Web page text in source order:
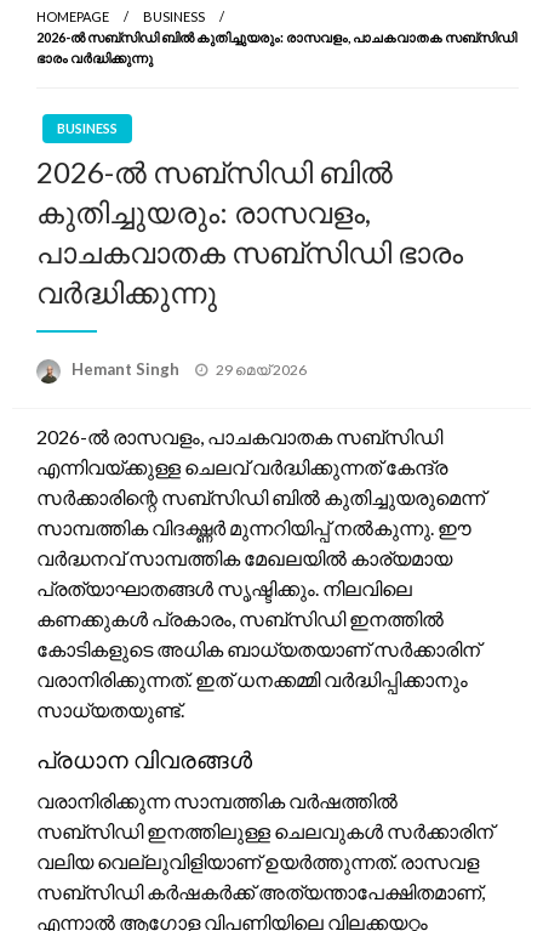
HOMEPAGE
BUSINESS
2026-ൽ സബ്സിഡി ബിൽ കുതിച്ചുയരും: രാസവളം, പാചകവാതക സബ്സിഡി
ഭാരം വർദ്ധിക്കുന്നു
BUSINESS
2026-ൽ സബ്സിഡി ബിൽ
കുതിച്ചുയരും: രാസവളം,
പാചകവാതക സബ്സിഡി ഭാരം
വർദ്ധിക്കുന്നു
Hemant Singh
Posted
29 മെയ്‌ 2026
2026-ൽ രാസവളം, പാചകവാതക സബ്സിഡി
എന്നിവയ്ക്കുള്ള ചെലവ് വർദ്ധിക്കുന്നത് കേന്ദ്ര
സർക്കാരിന്റെ സബ്സിഡി ബിൽ കുതിച്ചുയരുമെന്ന്
സാമ്പത്തിക വിദഗ്ദ്ധർ മുന്നറിയിപ്പ് നൽകുന്നു. ഈ
വർദ്ധനവ് സാമ്പത്തിക മേഖലയിൽ കാര്യമായ
പ്രത്യാഘാതങ്ങൾ സൃഷ്ടിക്കും. നിലവിലെ
കണക്കുകൾ പ്രകാരം, സബ്സിഡി ഇനത്തിൽ
കോടികളുടെ അധിക ബാധ്യതയാണ് സർക്കാരിന്
വരാനിരിക്കുന്നത്. ഇത് ധനക്കമ്മി വർദ്ധിപ്പിക്കാനും
സാധ്യതയുണ്ട്.
പ്രധാന വിവരങ്ങൾ
വരാനിരിക്കുന്ന സാമ്പത്തിക വർഷത്തിൽ
സബ്സിഡി ഇനത്തിലുള്ള ചെലവുകൾ സർക്കാരിന്
വലിയ വെല്ലുവിളിയാണ് ഉയർത്തുന്നത്. രാസവള
സബ്സിഡി കർഷകർക്ക് അത്യന്താപേക്ഷിതമാണ്,
എന്നാൽ ആഗോള വിപണിയിലെ വിലക്കയറ്റം